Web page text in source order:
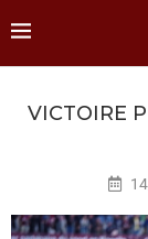
VICTOIRE